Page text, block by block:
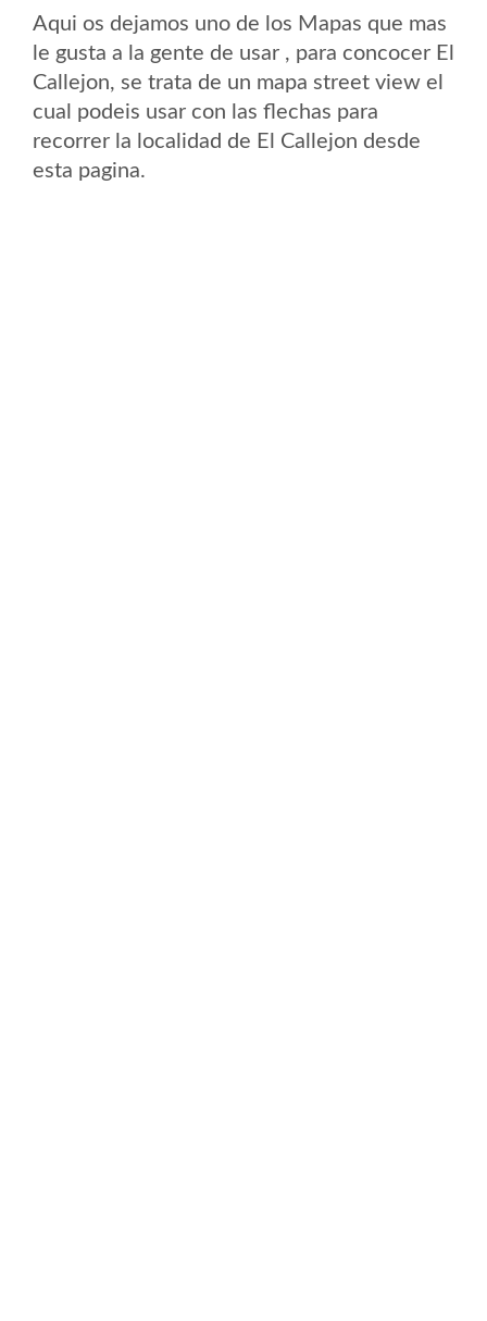
Aqui os dejamos uno de los Mapas que mas
le gusta a la gente de usar , para concocer El
Callejon, se trata de un mapa street view el
cual podeis usar con las flechas para
recorrer la localidad de El Callejon desde
esta pagina.